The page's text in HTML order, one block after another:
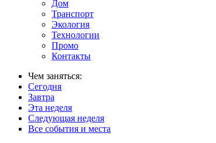
Дом
Транспорт
Экология
Технологии
Промо
Контакты
Чем заняться:
Сегодня
Завтра
Эта неделя
Следующая неделя
Все события и места